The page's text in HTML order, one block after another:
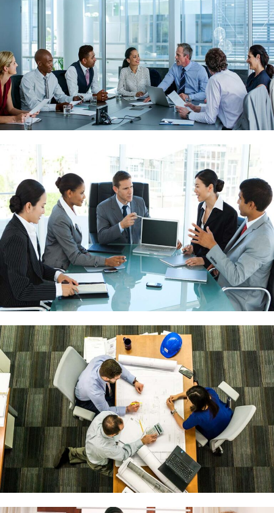
Demo Media Title 4
UI Design Web Design
Demo Media Title 5
Branding Web Design
Demo Media Title 6
UI Design UX Research